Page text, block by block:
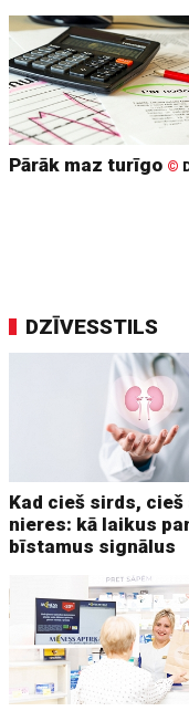
Pārāk maz turīgo ©
DZĪVESSTILS
Kad cieš sirds, cieš
nieres: kā laikus
bīstamus signālus